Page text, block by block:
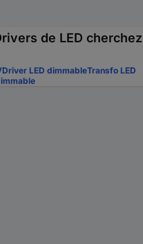
de LED
Driver LED dimmableTransfo LED